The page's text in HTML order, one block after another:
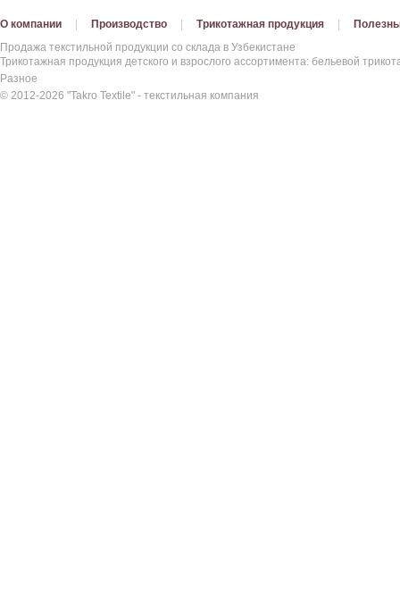
О компании Производство Трикотажная продукция
Продажа текстильной продукции со склада в Узбекистане
Трикотажная продукция детского и взрослого ассортимента: бельевой
Разное
© 2012-2026 "Takro Textile" - текстильная компания